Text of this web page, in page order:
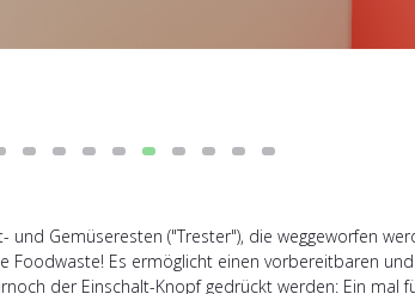
Gemüseresten ("Trester"), die weggeworfen
Es ermöglicht einen vorbereitbaren
der Einschalt-Knopf gedrückt werden: Ein mal